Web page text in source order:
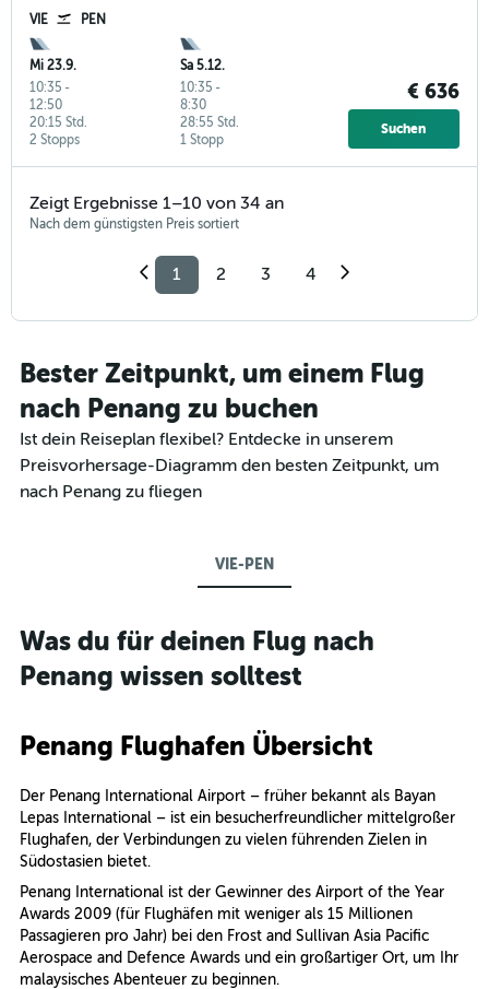
VIE PEN
Mi 23.9.
10:35 -
12:50
2 Stopps
20:15 Std.
Sa 5.12.
10:35 -
8:30
1 Stopp
28:55 Std.
€ 636
Suchen
Zeigt Ergebnisse 1–10 von 34 an
Nach dem günstigsten Preis sortiert
1 2 3 4
Bester Zeitpunkt, um einem Flug
nach Penang zu buchen
Ist dein Reiseplan flexibel? Entdecke in unserem
Preisvorhersage-Diagramm den besten Zeitpunkt, um
nach Penang zu fliegen
VIE-PEN
Was du für deinen Flug nach
Penang wissen solltest
Penang Flughafen Übersicht
Der Penang International Airport – früher bekannt als Bayan
Lepas International – ist ein besucherfreundlicher mittelgroßer
Flughafen, der Verbindungen zu vielen führenden Zielen in
Südostasien bietet.
Penang International ist der Gewinner des Airport of the Year
Awards 2009 (für Flughäfen mit weniger als 15 Millionen
Passagieren pro Jahr) bei den Frost and Sullivan Asia Pacific
Aerospace and Defence Awards und ein großartiger Ort, um Ihr
malaysisches Abenteuer zu beginnen.